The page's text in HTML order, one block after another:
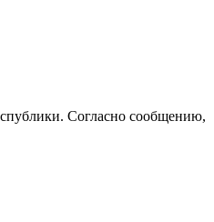
Согласно сообщению,